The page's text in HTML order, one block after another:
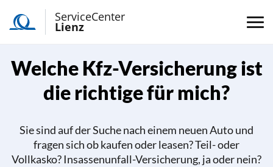
ServiceCenter
Lienz
Welche Kfz-Versicherung ist
die richtige für mich?
Sie sind auf der Suche nach einem neuen Auto und
fragen sich ob kaufen oder leasen? Teil- oder
Vollkasko? Insassenunfall-Versicherung, ja oder nein?